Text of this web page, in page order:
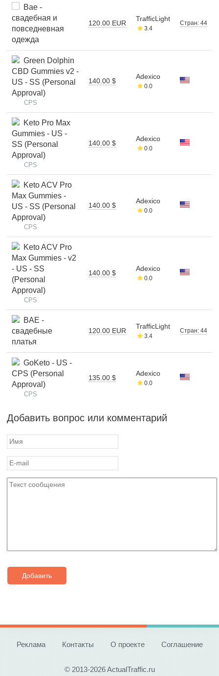
Bae -
свадебная и
повседневная
одежда
120.00 EUR
TrafficLight
3.4
Стран: 44
Green Dolphin
CBD Gummies v2 -
US - SS (Personal
Approval)
CPS
140.00 $
Adexico
0.0
Keto Pro Max
Gummies - US -
SS (Personal
Approval)
CPS
140.00 $
Adexico
0.0
Keto ACV Pro
Max Gummies -
US - SS (Personal
Approval)
CPS
140.00 $
Adexico
0.0
Keto ACV Pro
Max Gummies - v2
- US - SS
(Personal
Approval)
CPS
140.00 $
Adexico
0.0
BAE -
свадебные
платья
120.00 EUR
TrafficLight
3.4
Стран: 44
GoKeto - US -
CPS (Personal
Approval)
CPS
135.00 $
Adexico
0.0
Добавить вопрос или комментарий
Добавить
Реклама Контакты О проекте Соглашение
© 2013-2026 ActualTraffic.ru